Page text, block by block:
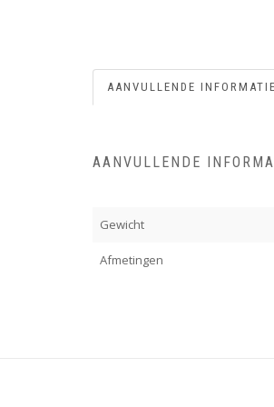
AANVULLENDE INFORMATIE
AANVULLENDE
Gewicht
Afmetingen